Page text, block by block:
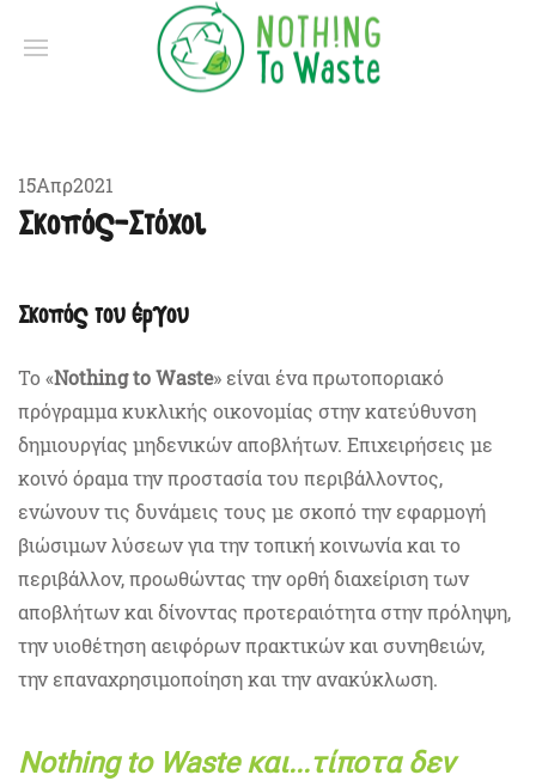
15Απρ2021
Σκοπός-Στόχοι
Σκοπός του έργου
Το «Nothing to Waste» είναι ένα πρωτοποριακό
πρόγραμμα κυκλικής οικονομίας στην κατεύθυνση
δημιουργίας μηδενικών αποβλήτων. Επιχειρήσεις με
κοινό όραμα την προστασία του περιβάλλοντος,
ενώνουν τις δυνάμεις τους με σκοπό την εφαρμογή
βιώσιμων λύσεων για την τοπική κοινωνία και το
περιβάλλον, προωθώντας την ορθή διαχείριση των
αποβλήτων και δίνοντας προτεραιότητα στην πρόληψη,
την υιοθέτηση αειφόρων πρακτικών και συνηθειών,
την επαναχρησιμοποίηση και την ανακύκλωση.
Nothing to Waste και...τίποτα δεν